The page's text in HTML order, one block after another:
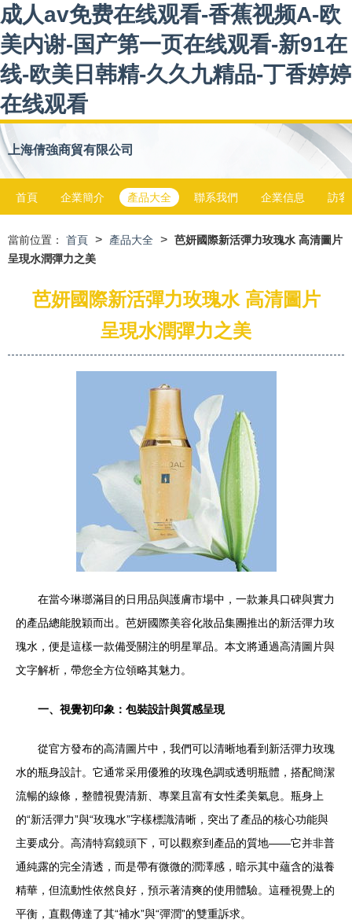
成人av免费在线观看-香蕉视频A-欧
美内谢-国产第一页在线观看-新91在
线-欧美日韩精-久久九精品-丁香婷婷
在线观看
上海倩強商貿有限公司
首頁 企業簡介 產品大全 聯系我們 企業信息 訪客
當前位置： 首頁 > 產品大全 > 芭妍國際新活彈力玫瑰水 高清圖片
呈現水潤彈力之美
芭妍國際新活彈力玫瑰水 高清圖片
呈現水潤彈力之美
在當今琳瑯滿目的日用品與護膚市場中，一款兼具口碑與實力
的產品總能脫穎而出。芭妍國際美容化妝品集團推出的新活彈力玫
瑰水，便是這樣一款備受關注的明星單品。本文將通過高清圖片與
文字解析，帶您全方位領略其魅力。
一、視覺初印象：包裝設計與質感呈現
從官方發布的高清圖片中，我們可以清晰地看到新活彈力玫瑰
水的瓶身設計。它通常采用優雅的玫瑰色調或透明瓶體，搭配簡潔
流暢的線條，整體視覺清新、專業且富有女性柔美氣息。瓶身上
的“新活彈力”與“玫瑰水”字樣標識清晰，突出了產品的核心功能與
主要成分。高清特寫鏡頭下，可以觀察到產品的質地——它并非普
通純露的完全清透，而是帶有微微的潤澤感，暗示其中蘊含的滋養
精華，但流動性依然良好，預示著清爽的使用體驗。這種視覺上的
平衡，直觀傳達了其“補水”與“彈潤”的雙重訴求。